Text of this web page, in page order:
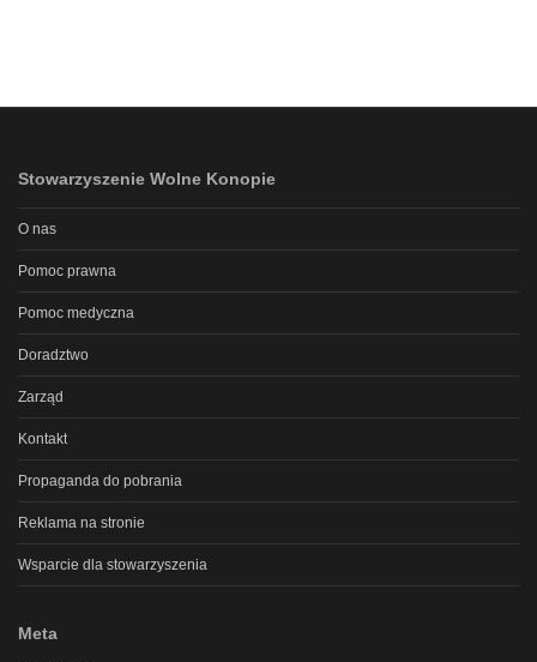
Stowarzyszenie Wolne Konopie
O nas
Pomoc prawna
Pomoc medyczna
Doradztwo
Zarząd
Kontakt
Propaganda do pobrania
Reklama na stronie
Wsparcie dla stowarzyszenia
Meta